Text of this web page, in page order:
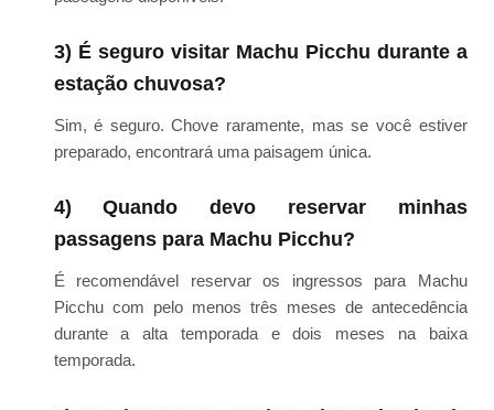
3) É seguro visitar Machu Picchu durante a
estação chuvosa?
Sim, é seguro. Chove raramente, mas se você estiver
preparado, encontrará uma paisagem única.
4) Quando devo reservar minhas
passagens para Machu Picchu?
É recomendável reservar os ingressos para Machu
Picchu com pelo menos três meses de antecedência
durante a alta temporada e dois meses na baixa
temporada.